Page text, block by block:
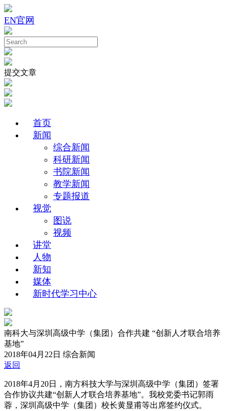
EN官网
提交文章
首页
新闻
综合新闻
科研新闻
书院新闻
教学新闻
专题报道
视觉
图说
视频
讲堂
人物
新知
媒体
新时代学习中心
南科大与深圳高级中学（集团）合作共建 “创新人才联合培养
基地”
2018年04月22日 综合新闻
返回
2018年4月20日，南方科技大学与深圳高级中学（集团）签署
合作协议共建“创新人才联合培养基地”。我校党委书记郭雨
蓉，深圳高级中学（集团）校长黄显甫等出席签约仪式。